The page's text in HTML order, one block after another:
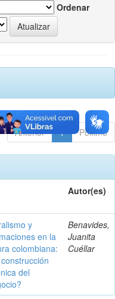
Ordenar
Anterior 1 Póximo
Autor(es)
y
en la
colombiana:
del
Benavides,
Juanita
Cuéllar